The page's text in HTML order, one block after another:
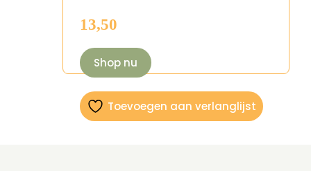
13,50
Shop nu
Toevoegen aan verlanglijst